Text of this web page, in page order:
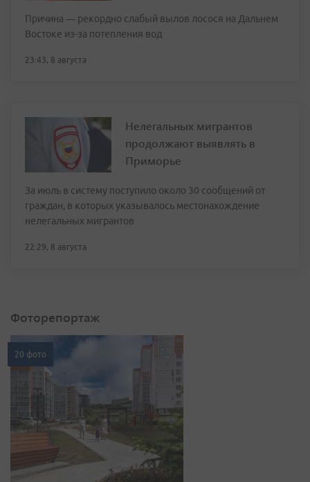
Причина — рекордно слабый вылов лосося на Дальнем
Востоке из-за потепления вод
23:43, 8 августа
Нелегальных мигрантов
продолжают выявлять в
Приморье
За июль в систему поступило около 30 сообщений от
граждан, в которых указывалось местонахождение
нелегальных мигрантов
22:29, 8 августа
Фоторепортаж
20 фото